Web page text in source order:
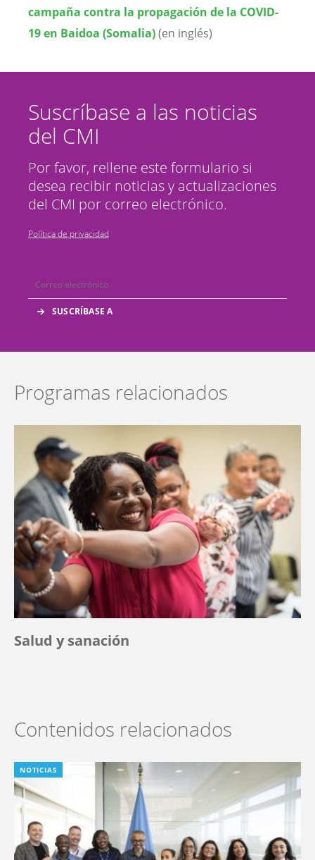
campaña contra la propagación de la COVID-
19 en Baidoa (Somalia)(en inglés)
Suscríbase a las noticias
del CMI
Por favor, rellene este formulario si
desea recibir noticias y actualizaciones
del CMI por correo electrónico.
Política de privacidad
Programas relacionados
Salud y sanación
Contenidos relacionados
NOTICIAS